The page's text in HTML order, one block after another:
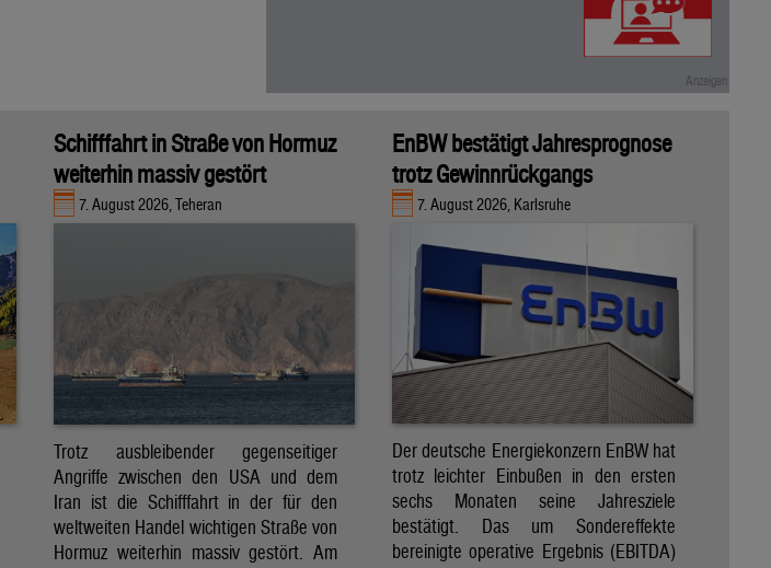
Schifffahrt in Straße von Hormuz
weiterhin massiv gestört
7. August 2026, Teheran
Trotz ausbleibender gegenseitiger
Angriffe zwischen den USA und dem
Iran ist die Schifffahrt in der für den
weltweiten Handel wichtigen Straße von
Hormuz weiterhin massiv gestört. Am
EnBW bestätigt Jahresprognose
trotz Gewinnrückgangs
7. August 2026, Karlsruhe
Der deutsche Energiekonzern EnBW hat
trotz leichter Einbußen in den ersten
sechs Monaten seine Jahresziele
bestätigt. Das um Sondereffekte
bereinigte operative Ergebnis (EBITDA)